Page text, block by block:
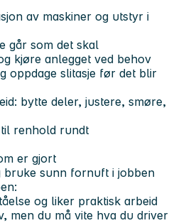
av maskiner og utstyr i
går som det skal
kjøre anlegget ved behov
oppdage slitasje før det blir
bytte deler, justere, smøre,
renhold rundt
er gjort
bruke sunn fornuft i jobben
og liker praktisk arbeid
men du må vite hva du driver